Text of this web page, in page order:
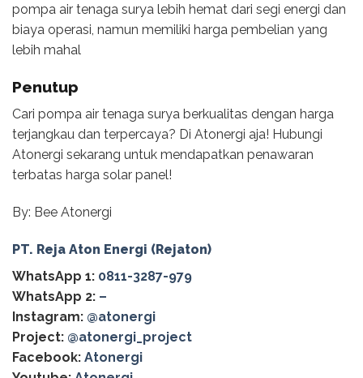
pompa air tenaga surya lebih hemat dari segi energi dan
biaya operasi, namun memiliki harga pembelian yang
lebih mahal
Penutup
Cari pompa air tenaga surya berkualitas dengan harga
terjangkau dan terpercaya? Di Atonergi aja! Hubungi
Atonergi sekarang untuk mendapatkan penawaran
terbatas harga solar panel!
By: Bee Atonergi
PT. Reja Aton Energi (Rejaton)
WhatsApp 1: 0811-3287-979
WhatsApp 2: –
Instagram: @atonergi
Project: @atonergi_project
Facebook: Atonergi